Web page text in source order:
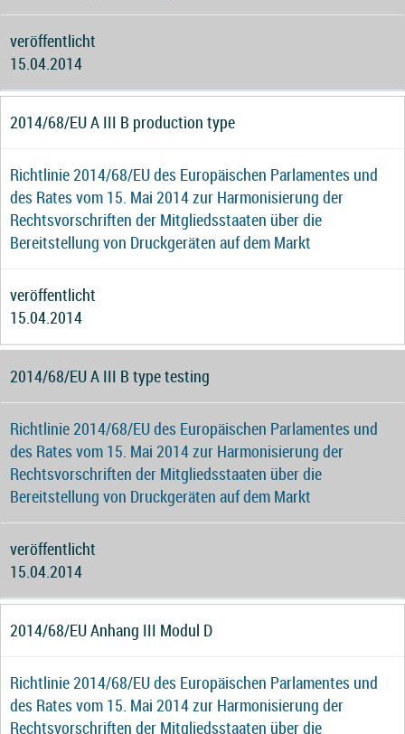
veröffentlicht
15.04.2014
2014/68/EU A III B production type
Richtlinie 2014/68/EU des Europäischen Parlamentes und
des Rates vom 15. Mai 2014 zur Harmonisierung der
Rechtsvorschriften der Mitgliedsstaaten über die
Bereitstellung von Druckgeräten auf dem Markt
veröffentlicht
15.04.2014
2014/68/EU A III B type testing
Richtlinie 2014/68/EU des Europäischen Parlamentes und
des Rates vom 15. Mai 2014 zur Harmonisierung der
Rechtsvorschriften der Mitgliedsstaaten über die
Bereitstellung von Druckgeräten auf dem Markt
veröffentlicht
15.04.2014
2014/68/EU Anhang III Modul D
Richtlinie 2014/68/EU des Europäischen Parlamentes und
des Rates vom 15. Mai 2014 zur Harmonisierung der
Rechtsvorschriften der Mitgliedsstaaten über die